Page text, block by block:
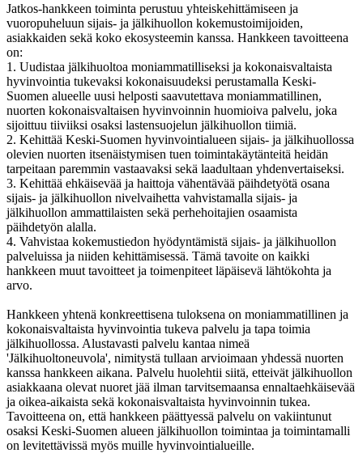
Jatkos-hankkeen toiminta perustuu yhteiskehittämiseen ja
vuoropuheluun sijais- ja jälkihuollon kokemustoimijoiden,
asiakkaiden sekä koko ekosysteemin kanssa. Hankkeen tavoitteena
on:
1. Uudistaa jälkihuoltoa moniammatilliseksi ja kokonaisvaltaista
hyvinvointia tukevaksi kokonaisuudeksi perustamalla Keski-
Suomen alueelle uusi helposti saavutettava moniammatillinen,
nuorten kokonaisvaltaisen hyvinvoinnin huomioiva palvelu, joka
sijoittuu tiiviiksi osaksi lastensuojelun jälkihuollon tiimiä.
2. Kehittää Keski-Suomen hyvinvointialueen sijais- ja jälkihuollossa
olevien nuorten itsenäistymisen tuen toimintakäytänteitä heidän
tarpeitaan paremmin vastaavaksi sekä laadultaan yhdenvertaiseksi.
3. Kehittää ehkäisevää ja haittoja vähentävää päihdetyötä osana
sijais- ja jälkihuollon nivelvaihetta vahvistamalla sijais- ja
jälkihuollon ammattilaisten sekä perhehoitajien osaamista
päihdetyön alalla.
4. Vahvistaa kokemustiedon hyödyntämistä sijais- ja jälkihuollon
palveluissa ja niiden kehittämisessä. Tämä tavoite on kaikki
hankkeen muut tavoitteet ja toimenpiteet läpäisevä lähtökohta ja
arvo.
Hankkeen yhtenä konkreettisena tuloksena on moniammatillinen ja
kokonaisvaltaista hyvinvointia tukeva palvelu ja tapa toimia
jälkihuollossa. Alustavasti palvelu kantaa nimeä
'Jälkihuoltoneuvola', nimitystä tullaan arvioimaan yhdessä nuorten
kanssa hankkeen aikana. Palvelu huolehtii siitä, etteivät jälkihuollon
asiakkaana olevat nuoret jää ilman tarvitsemaansa ennaltaehkäisevää
ja oikea-aikaista sekä kokonaisvaltaista hyvinvoinnin tukea.
Tavoitteena on, että hankkeen päättyessä palvelu on vakiintunut
osaksi Keski-Suomen alueen jälkihuollon toimintaa ja toimintamalli
on levitettävissä myös muille hyvinvointialueille.